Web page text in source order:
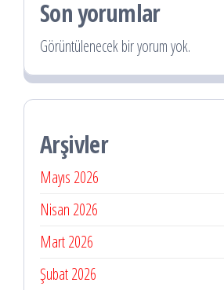
Son yorumlar
Görüntülenecek bir yorum yok.
Arşivler
Mayıs 2026
Nisan 2026
Mart 2026
Şubat 2026